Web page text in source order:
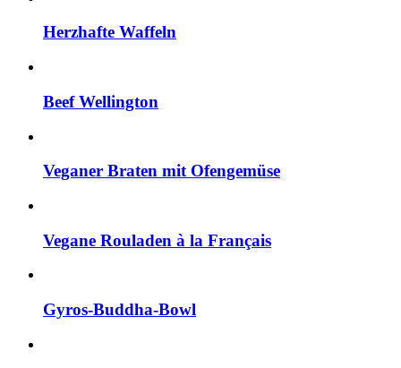
Herzhafte Waffeln
Beef Wellington
Veganer Braten mit Ofengemüse
Vegane Rouladen à la Français
Gyros-Buddha-Bowl